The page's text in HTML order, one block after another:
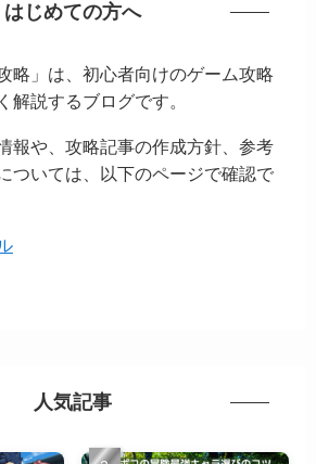
はじめての方へ
略」は、初心者向けのゲーム攻略
解説するブログです。
報や、攻略記事の作成方針、参考
ついては、以下のページで確認で
人気記事